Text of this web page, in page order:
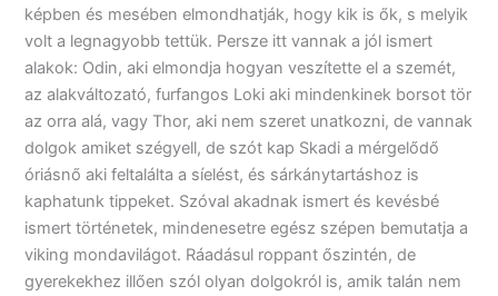
képben és mesében elmondhatják, hogy kik is ők, s melyik
volt a legnagyobb tettük. Persze itt vannak a jól ismert
alakok: Odin, aki elmondja hogyan veszítette el a szemét,
az alakváltozató, furfangos Loki aki mindenkinek borsot tör
az orra alá, vagy Thor, aki nem szeret unatkozni, de vannak
dolgok amiket szégyell, de szót kap Skadi a mérgelődő
óriásnő aki feltalálta a síelést, és sárkánytartáshoz is
kaphatunk tippeket. Szóval akadnak ismert és kevésbé
ismert történetek, mindenesetre egész szépen bemutatja a
viking mondavilágot. Ráadásul roppant őszintén, de
gyerekekhez illően szól olyan dolgokról is, amik talán nem